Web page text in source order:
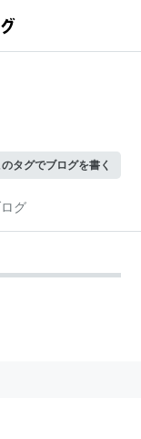
のタグでブログを書く
グ